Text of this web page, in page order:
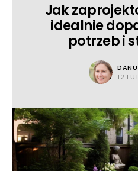
Jak
idealnie
potrzeb i
12